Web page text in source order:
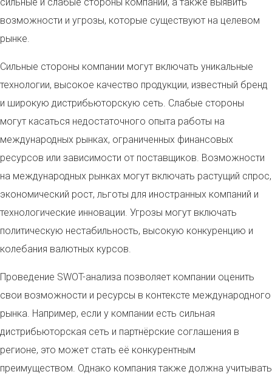
возможности и угрозы, которые существуют на целевом
рынке.
Сильные стороны компании могут включать уникальные
технологии, высокое качество продукции, известный бренд
и широкую дистрибьюторскую сеть. Слабые стороны
могут касаться недостаточного опыта работы на
международных рынках, ограниченных финансовых
ресурсов или зависимости от поставщиков. Возможности
на международных рынках могут включать растущий спрос,
экономический рост, льготы для иностранных компаний и
технологические инновации. Угрозы могут включать
политическую нестабильность, высокую конкуренцию и
колебания валютных курсов.
Проведение SWOT-анализа позволяет компании оценить
свои возможности и ресурсы в контексте международного
рынка. Например, если у компании есть сильная
дистрибьюторская сеть и партнёрские соглашения в
регионе, это может стать её конкурентным
преимуществом. Однако компания также должна учитывать